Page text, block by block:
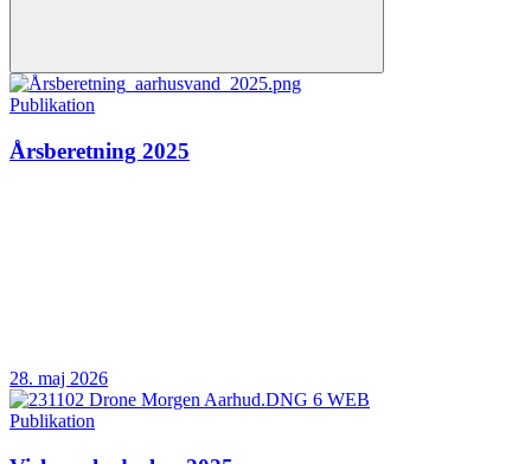
Publikation
Årsberetning 2025
28. maj 2026
Publikation